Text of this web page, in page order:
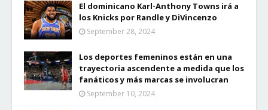
El dominicano Karl-Anthony Towns irá a
los Knicks por Randle y DiVincenzo
September 28, 2024
Los deportes femeninos están en una
trayectoria ascendente a medida que los
fanáticos y más marcas se involucran
September 10, 2024